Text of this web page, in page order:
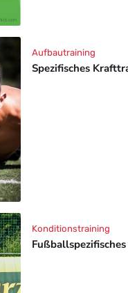
Spezifisches
Aufbautraining
Konditionstraining